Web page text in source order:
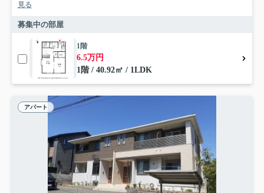
見る
募集中の部屋
1階
6.5万円
1階 / 40.92㎡ / 1LDK
アパート